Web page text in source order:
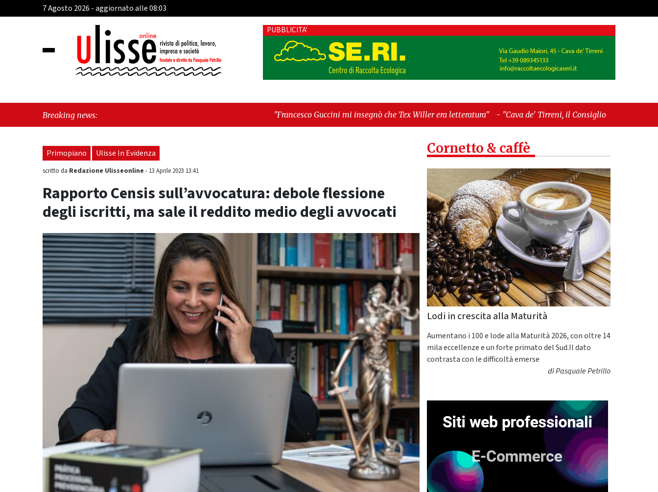
7 Agosto 2026 - aggiornato alle 08:03
PUBBLICITA'
Breaking news: "Francesco Guccini mi insegnò che Tex Willer era letteratura" -"Cava de' Tirreni, il Consiglio comunale conferma Sara
Fariello. L'opposizione lascia l'aula al momento del voto"
Primopiano Ulisse In Evidenza
scritto da Redazione Ulisseonline - 13 Aprile 2023 13:41
Rapporto Censis sull’avvocatura: debole flessione
degli iscritti, ma sale il reddito medio degli avvocati
Cornetto & caffè
Lodi in crescita alla Maturità
Aumentano i 100 e lode alla Maturità 2026, con oltre 14
mila eccellenze e un forte primato del Sud.Il dato
contrasta con le difficoltà emerse
diPasquale Petrillo